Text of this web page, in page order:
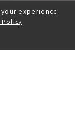
experience.